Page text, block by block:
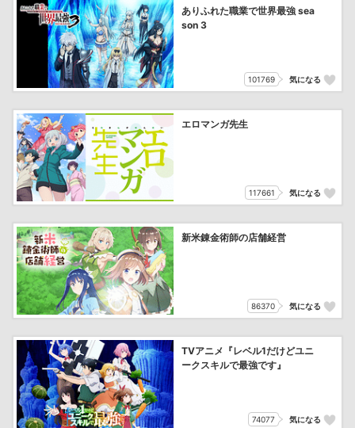
ありふれた職業で世界最強 sea
son 3
101769 気になる
エロマンガ先生
117661 気になる
新米錬金術師の店舗経営
86370 気になる
TVアニメ『レベル1だけどユニ
ークスキルで最強です』
74077 気になる